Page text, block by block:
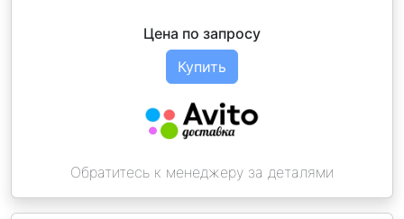
Цена по запросу
Купить
Обратитесь к менеджеру за деталями